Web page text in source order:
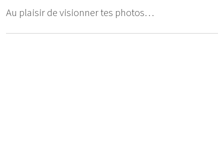
Au plaisir de visionner tes photos…